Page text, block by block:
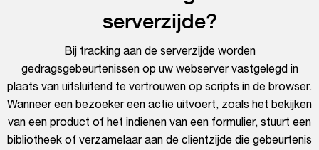
serverzijde?
Bij tracking aan de serverzijde worden
gedragsgebeurtenissen op uw webserver vastgelegd in
plaats van uitsluitend te vertrouwen op scripts in de browser.
Wanneer een bezoeker een actie uitvoert, zoals het bekijken
van een product of het indienen van een formulier, stuurt een
bibliotheek of verzamelaar aan de clientzijde die gebeurtenis